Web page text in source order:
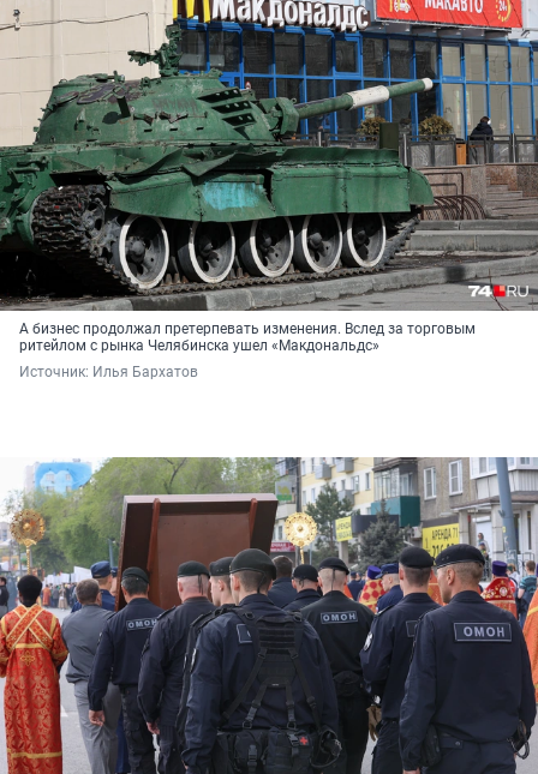
А бизнес продолжал претерпевать изменения. Вслед за торговым
ритейлом с рынка Челябинска ушел «Макдональдс»
Источник: Илья Бархатов